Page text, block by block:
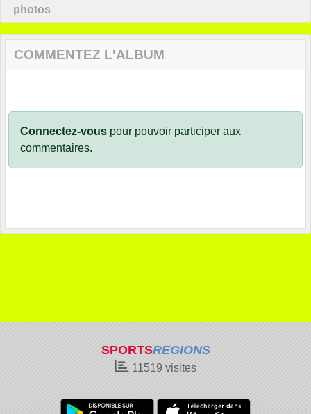
photos
COMMENTEZ L'ALBUM
Connectez-vous pour pouvoir participer aux
commentaires.
SPORTSREGIONS
11519 visites